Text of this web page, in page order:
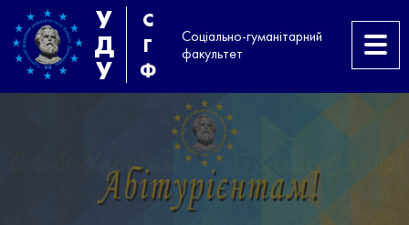
У
Д
У
С
Г
Ф
Соціально-гуманітарний
факультет